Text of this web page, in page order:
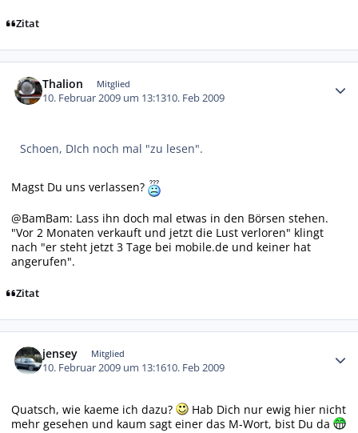
Zitat
Thalion Mitglied
10. Februar 2009 um 13:1310. Feb 2009
Schoen, DIch noch mal "zu lesen".
Magst Du uns verlassen?
@BamBam: Lass ihn doch mal etwas in den Börsen stehen.
"Vor 2 Monaten verkauft und jetzt die Lust verloren" klingt
nach "er steht jetzt 3 Tage bei mobile.de und keiner hat
angerufen".
Zitat
jensey Mitglied
10. Februar 2009 um 13:1610. Feb 2009
Quatsch, wie kaeme ich dazu?
Hab Dich nur ewig hier nicht
mehr gesehen und kaum sagt einer das M-Wort, bist Du da